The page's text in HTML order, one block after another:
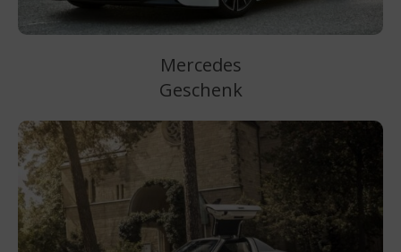
Mercedes
Geschenk